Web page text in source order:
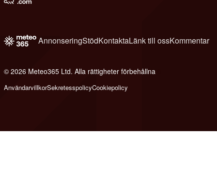
AnnonseringStödKontaktaLänk till ossKommentar
© 2026 Meteo365 Ltd. Alla rättigheter förbehållna
AnvändarvillkorSekretesspolicyCookiepolicy